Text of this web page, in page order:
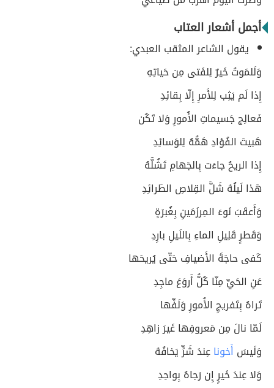
أجمل أشعار العتاب
يقول الشاعر المثقب العبدي:
وَلَلمَوتُ خَيرٌ لِلفَتى مِن حَياتِهِ
إِذا لَم يَثِب لِلأَمرِ إِلّا بِقائِدِ
فَعالِج جَسيماتِ الأُمورِ وَلا تَكُن
هَبيتَ الفُؤادِ هَمُّهُ لِلوَسائِدِ
إِذا الريحُ جاءَت بِالجَهامِ تَشُلُّهُ
هَذا لَيلُهُ شَلَّ القِلاصِ الطَرائِدِ
وَأَعقَبَ نَوءَ المِرزَمَينِ بِغُبرَةٍ
وَقَطرٍ قَلِيلِ الماءِ بِاللَيلِ بارِدِ
كَفى حاجَةَ الأَضيافِ حَتّى يُريحَها
عَنِ الحَيِّ مِنّا كُلُّ أَروَعَ ماجِدِ
تَراهُ بِتَفريجِ الأُمورِ وَلَفِّها
لَمّا نالَ مِن مَعروفِها غَيرَ زاهِدِ
وَلَيسَ أَخوناعِندَ شَرٍّ يَخافُهُ
وَلا عِندَ خَيرٍ إِن رَجاهُ بِواحِدِ